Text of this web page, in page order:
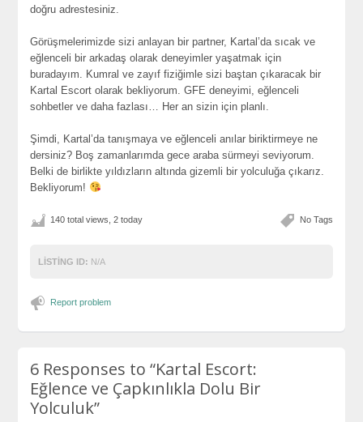
doğru adrestesiniz.
Görüşmelerimizde sizi anlayan bir partner, Kartal’da sıcak ve
eğlenceli bir arkadaş olarak deneyimler yaşatmak için
buradayım. Kumral ve zayıf fiziğimle sizi baştan çıkaracak bir
Kartal Escort olarak bekliyorum. GFE deneyimi, eğlenceli
sohbetler ve daha fazlası… Her an sizin için planlı.
Şimdi, Kartal’da tanışmaya ve eğlenceli anılar biriktirmeye ne
dersiniz? Boş zamanlarımda gece araba sürmeyi seviyorum.
Belki de birlikte yıldızların altında gizemli bir yolculuğa çıkarız.
Bekliyorum!
No Tags
140 total views, 2 today
LISTING ID: N/A
Report problem
6 Responses to“Kartal Escort:
Eğlence ve Çapkınlıkla Dolu Bir
Yolculuk”